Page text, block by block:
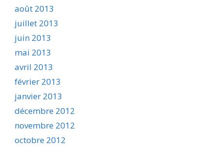
août 2013
juillet 2013
juin 2013
mai 2013
avril 2013
février 2013
janvier 2013
décembre 2012
novembre 2012
octobre 2012